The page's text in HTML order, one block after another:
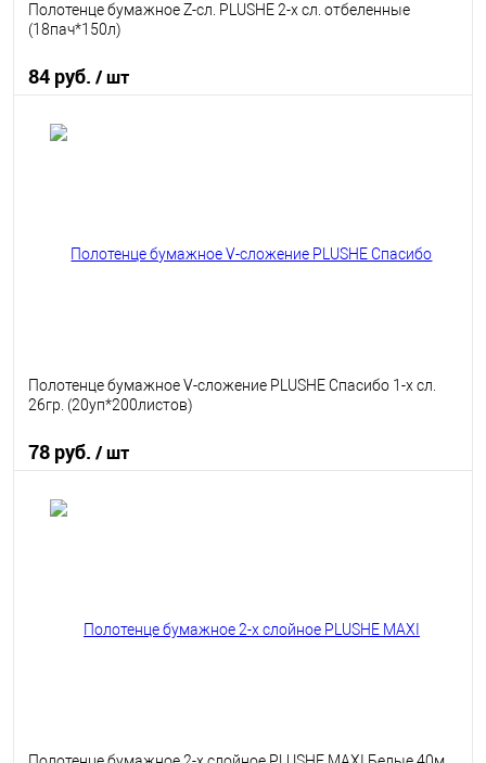
Полотенце бумажное Z-сл. PLUSHE 2-х сл. отбеленные
(18пач*150л)
84 руб. / шт
Полотенце бумажное V-сложение PLUSHE Спасибо 1-х сл.
26гр. (20уп*200листов)
78 руб. / шт